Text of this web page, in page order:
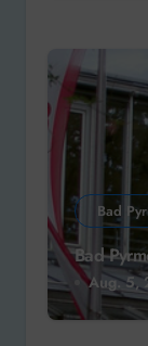
Bad
Bad
Aug. 5,